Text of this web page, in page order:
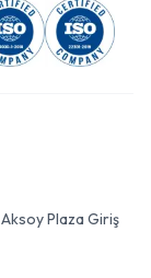
Plaza Giriş